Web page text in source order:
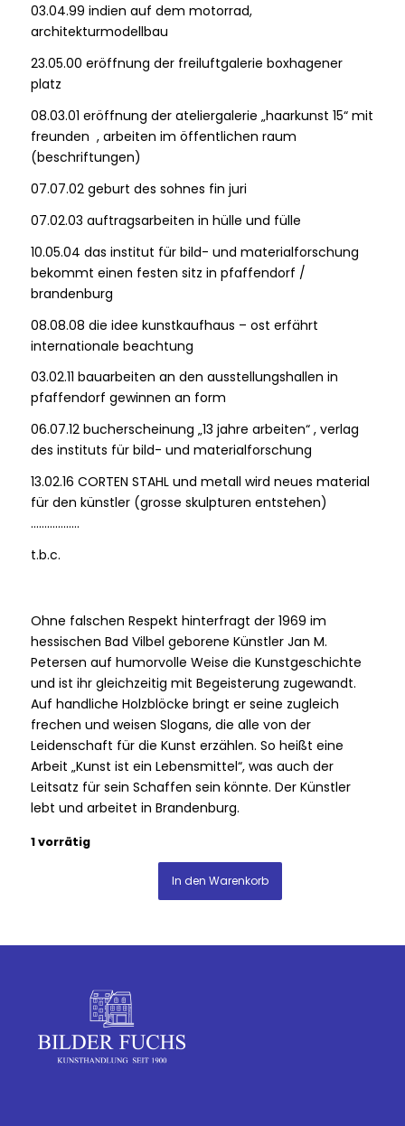
03.04.99 indien auf dem motorrad,
architekturmodellbau
23.05.00 eröffnung der freiluftgalerie boxhagener
platz
08.03.01 eröffnung der ateliergalerie „haarkunst 15“ mit
freunden , arbeiten im öffentlichen raum
(beschriftungen)
07.07.02 geburt des sohnes fin juri
07.02.03 auftragsarbeiten in hülle und fülle
10.05.04 das institut für bild- und materialforschung
bekommt einen festen sitz in pfaffendorf /
brandenburg
08.08.08 die idee kunstkaufhaus – ost erfährt
internationale beachtung
03.02.11 bauarbeiten an den ausstellungshallen in
pfaffendorf gewinnen an form
06.07.12 bucherscheinung „13 jahre arbeiten“ , verlag
des instituts für bild- und materialforschung
13.02.16 CORTEN STAHL und metall wird neues material
für den künstler (grosse skulpturen entstehen)
………………
t.b.c.
Ohne falschen Respekt hinterfragt der 1969 im
hessischen Bad Vilbel geborene Künstler Jan M.
Petersen auf humorvolle Weise die Kunstgeschichte
und ist ihr gleichzeitig mit Begeisterung zugewandt.
Auf handliche Holzblöcke bringt er seine zugleich
frechen und weisen Slogans, die alle von der
Leidenschaft für die Kunst erzählen. So heißt eine
Arbeit „Kunst ist ein Lebensmittel“, was auch der
Leitsatz für sein Schaffen sein könnte. Der Künstler
lebt und arbeitet in Brandenburg.
1 vorrätig
In den Warenkorb